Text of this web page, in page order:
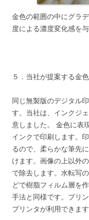
金色の範囲の中にグラ
度による濃度変化感を与
５．当社が提案する金
同じ無製版のデジタル
す。当社は、インクジ
意しました。 金色に表
インクで印刷します。
るので、柔らかな筆先
けます。画像の上以外
で除去します。水転写
どで樹脂フィルム層を
手法と同様です。プリ
プリンタが利用できます